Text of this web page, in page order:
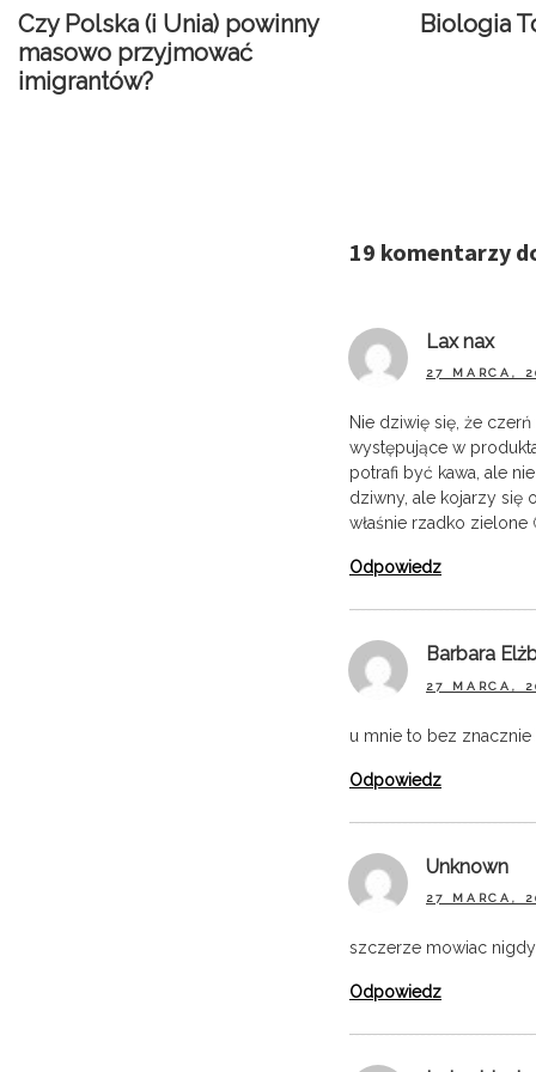
Czy Polska (i Unia) powinny
masowo przyjmować
imigrantów?
Biologia
19 komentarzy
Lax nax
27 MARCA,
Nie dziwię się, że
występujące w
potrafi być kawa, ale
dziwny, ale kojarzy się
właśnie rzadko zielone
Odpowiedz
Barbara
27 MARCA,
u mnie to bez
Odpowiedz
Unknown
27 MARCA,
szczerze mowiac
Odpowiedz